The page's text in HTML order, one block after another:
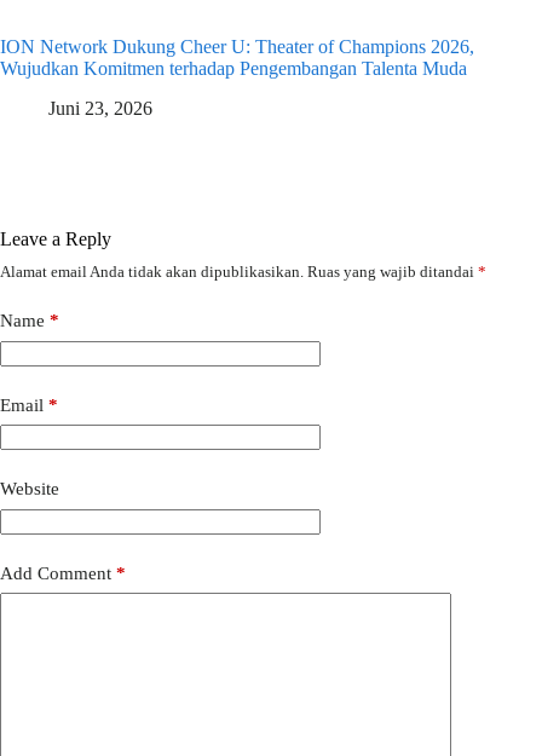
ION Network Dukung Cheer U: Theater of Champions 2026,
Wujudkan Komitmen terhadap Pengembangan Talenta Muda
Juni 23, 2026
Leave a Reply
Alamat email Anda tidak akan dipublikasikan. Ruas yang wajib ditandai *
Name *
Email *
Website
Add Comment *